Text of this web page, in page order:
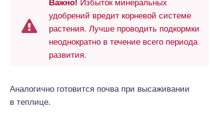
Важно! Избыток минеральных
удобрений вредит корневой системе
растения. Лучше проводить подкормки
неоднократно в течение всего периода
развития.
Аналогично готовится почва при высаживании
в теплице.